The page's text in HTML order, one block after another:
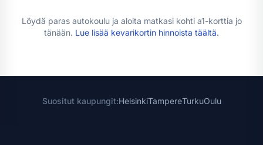
Löydä paras autokoulu ja aloita matkasi kohti a1-korttia jo
tänään. Lue lisää kevarikortin hinnoista täältä.
Suositut kaupungit:HelsinkiTampereTurkuOulu